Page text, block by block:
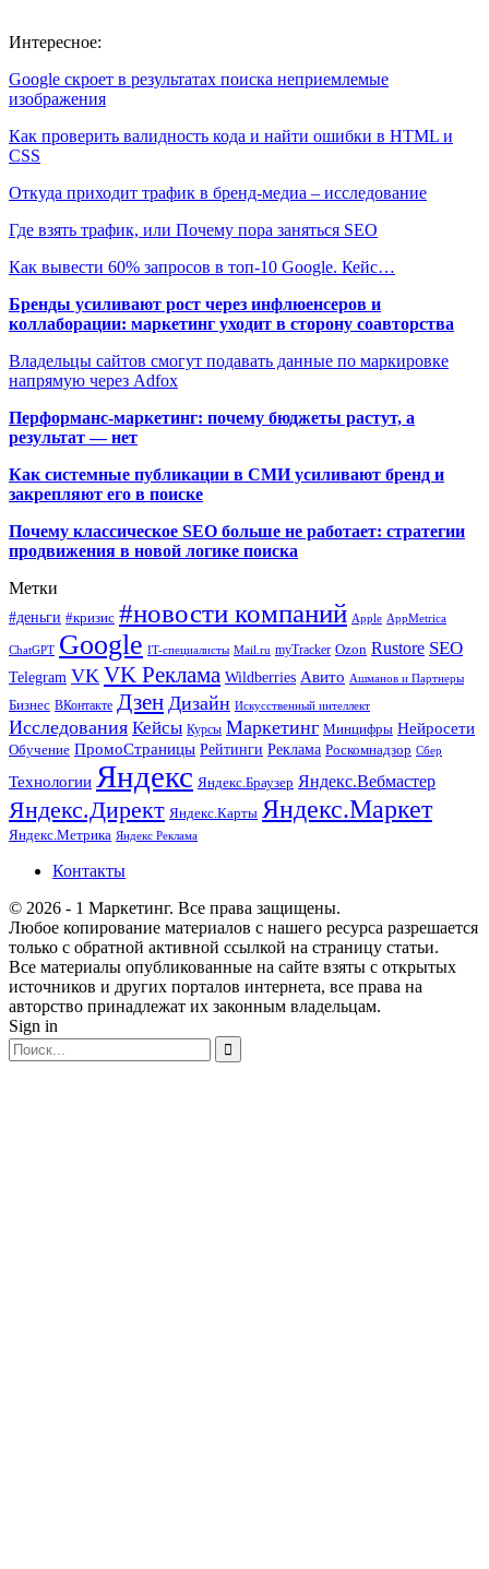
Интересное:
Google скроет в результатах поиска неприемлемые
изображения
Как проверить валидность кода и найти ошибки в HTML и
CSS
Откуда приходит трафик в бренд-медиа – исследование
Где взять трафик, или Почему пора заняться SEO
Как вывести 60% запросов в топ-10 Google. Кейс…
Бренды усиливают рост через инфлюенсеров и
коллаборации: маркетинг уходит в сторону соавторства
Владельцы сайтов смогут подавать данные по маркировке
напрямую через Adfox
Перформанс-маркетинг: почему бюджеты растут, а
результат — нет
Как системные публикации в СМИ усиливают бренд и
закрепляют его в поиске
Почему классическое SEO больше не работает: стратегии
продвижения в новой логике поиска
Метки
#деньги #кризис #новости компаний Apple AppMetrica
ChatGPT Google IT-специалисты Mail.ru myTracker Ozon Rustore SEO
Telegram VK VK Реклама Wildberries Авито Ашманов и Партнеры
Бизнес ВКонтакте Дзен Дизайн Искусственный интеллект
Исследования Кейсы Курсы Маркетинг Минцифры Нейросети
Обучение ПромоСтраницы Рейтинги Реклама Роскомнадзор Сбер
Технологии Яндекс Яндекс.Браузер Яндекс.Вебмастер
Яндекс.Директ Яндекс.Карты Яндекс.Маркет
Яндекс.Метрика Яндекс Реклама
Контакты
© 2026 - 1 Маркетинг. Все права защищены.
Любое копирование материалов с нашего ресурса разрешается
только с обратной активной ссылкой на страницу статьи.
Все материалы опубликованные на сайте взяты с открытых
источников и других порталов интернета, все права на
авторство принадлежат их законным владельцам.
Sign in